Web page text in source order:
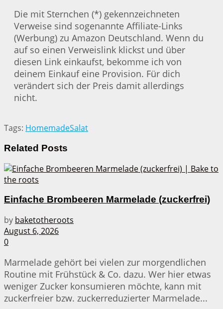
Die mit Sternchen (*) gekennzeichneten
Verweise sind sogenannte Affiliate-Links
(Werbung) zu Amazon Deutschland. Wenn du
auf so einen Verweislink klickst und über
diesen Link einkaufst, bekomme ich von
deinem Einkauf eine Provision. Für dich
verändert sich der Preis damit allerdings
nicht.
Tags: HomemadeSalat
Related Posts
Einfache Brombeeren Marmelade (zuckerfrei)
by baketotheroots
August 6, 2026
0
Marmelade gehört bei vielen zur morgendlichen
Routine mit Frühstück & Co. dazu. Wer hier etwas
weniger Zucker konsumieren möchte, kann mit
zuckerfreier bzw. zuckerreduzierter Marmelade...